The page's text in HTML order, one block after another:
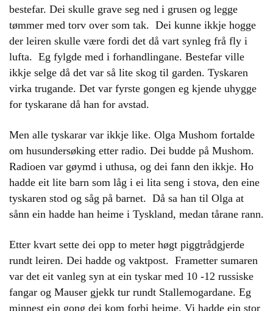
bestefar. Dei skulle grave seg ned i grusen og legge
tømmer med torv over som tak. Dei kunne ikkje hogge
der leiren skulle være fordi det då vart synleg frå fly i
lufta. Eg fylgde med i forhandlingane. Bestefar ville
ikkje selge då det var så lite skog til garden. Tyskaren
virka trugande. Det var fyrste gongen eg kjende uhygge
for tyskarane då han for avstad.
Men alle tyskarar var ikkje like. Olga Mushom fortalde
om husundersøking etter radio. Dei budde på Mushom.
Radioen var gøymd i uthusa, og dei fann den ikkje. Ho
hadde eit lite barn som låg i ei lita seng i stova, den eine
tyskaren stod og såg på barnet. Då sa han til Olga at
sånn ein hadde han heime i Tyskland, medan tårane rann.
Etter kvart sette dei opp to meter høgt piggtrådgjerde
rundt leiren. Dei hadde og vaktpost. Frametter sumaren
var det eit vanleg syn at ein tyskar med 10 -12 russiske
fangar og Mauser gjekk tur rundt Stallemogardane. Eg
minnest ein gong dei kom forbi heime. Vi hadde ein stor